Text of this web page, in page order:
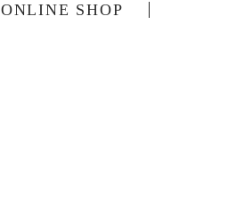
ONLINE SHOP